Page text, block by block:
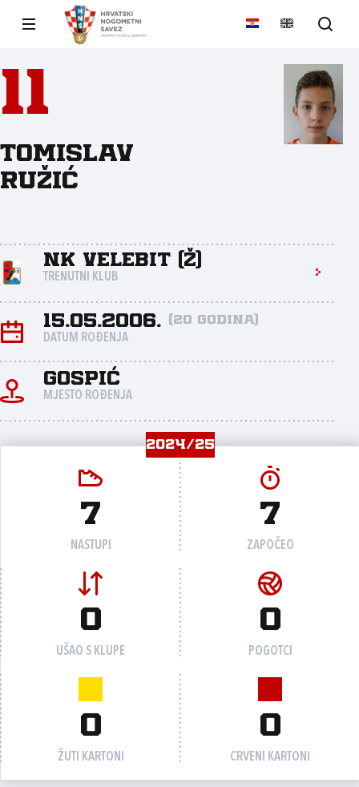
11
Tomislav
Ružić
NK Velebit (Ž)
TRENUTNI KLUB
15.05.2006. (20 godina)
DATUM ROĐENJA
Gospić
MJESTO ROĐENJA
2024/25
7
NASTUPI
7
ZAPOČEO
0
UŠAO S KLUPE
0
POGOTCI
0
ŽUTI KARTONI
0
CRVENI KARTONI